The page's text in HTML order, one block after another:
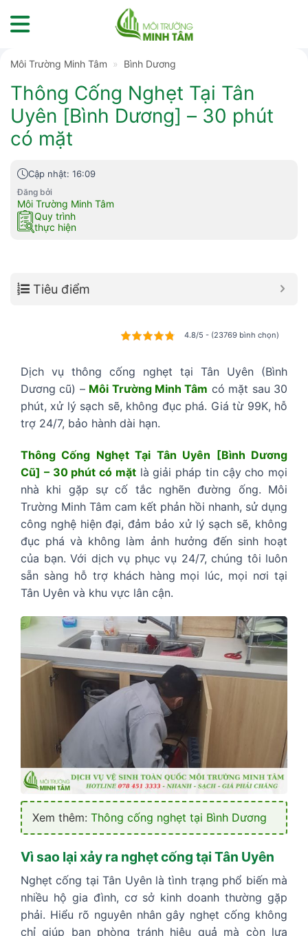
to
Môi Trường Minh Tâm » Bình Dương
Thông Cống Nghẹt Tại Tân
Uyên [Bình Dương] – 30 phút
có mặt
Cập nhật: 16:09
Đăng bởi
Môi Trường Minh Tâm
Quy trình
thực hiện
Tiêu điểm
4.8/5 - (23769 bình chọn)
Dịch vụ thông cống nghẹt tại Tân Uyên (Bình
Dương cũ) – Môi Trường Minh Tâm có mặt sau 30
phút, xử lý sạch sẽ, không đục phá. Giá từ 99K, hỗ
trợ 24/7, bảo hành dài hạn.
Thông Cống Nghẹt Tại Tân Uyên [Bình Dương
Cũ] – 30 phút có mặtlà giải pháp tin cậy cho mọi
nhà khi gặp sự cố tắc nghẽn đường ống. Môi
Trường Minh Tâm cam kết phản hồi nhanh, sử dụng
công nghệ hiện đại, đảm bảo xử lý sạch sẽ, không
đục phá và không làm ảnh hưởng đến sinh hoạt
của bạn. Với dịch vụ phục vụ 24/7, chúng tôi luôn
sẵn sàng hỗ trợ khách hàng mọi lúc, mọi nơi tại
Tân Uyên và khu vực lân cận.
Xem thêm: Thông cống nghẹt tại Bình Dương
Vì sao lại xảy ra nghẹt cống tại Tân Uyên
Nghẹt cống tại Tân Uyên là tình trạng phổ biến mà
nhiều hộ gia đình, cơ sở kinh doanh thường gặp
phải. Hiểu rõ nguyên nhân gây nghẹt cống không
chỉ giúp bạn phòng tránh hiệu quả mà còn lựa